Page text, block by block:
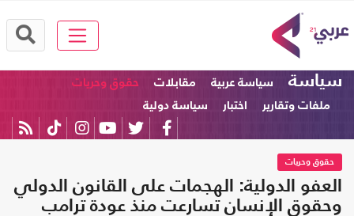
سياسة سياسة عربية مقابلات
حقوق وحريات
ملفات وتقارير
اختبار سياسة دولية
حقوق وحريات
العفو الدولية: الهجمات على القانون الدولي
وحقوق الإنسان تسارعت منذ عودة ترامب